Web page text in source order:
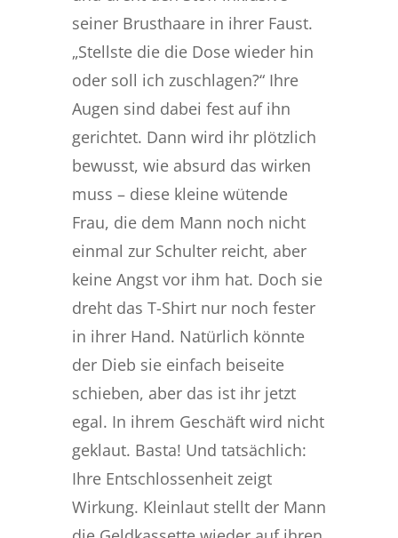
seiner Brusthaare in ihrer Faust.
„Stellste die die Dose wieder hin
oder soll ich zuschlagen?“ Ihre
Augen sind dabei fest auf ihn
gerichtet. Dann wird ihr plötzlich
bewusst, wie absurd das wirken
muss – diese kleine wütende
Frau, die dem Mann noch nicht
einmal zur Schulter reicht, aber
keine Angst vor ihm hat. Doch sie
dreht das T-Shirt nur noch fester
in ihrer Hand. Natürlich könnte
der Dieb sie einfach beiseite
schieben, aber das ist ihr jetzt
egal. In ihrem Geschäft wird nicht
geklaut. Basta! Und tatsächlich:
Ihre Entschlossenheit zeigt
Wirkung. Kleinlaut stellt der Mann